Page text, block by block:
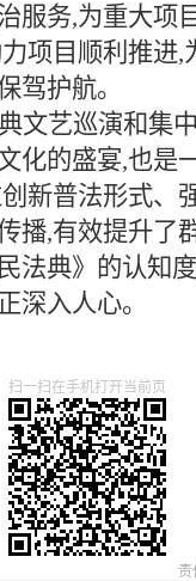
服务,为重大项
项目顺利推进,
驾护航。
文艺巡演和集
化的盛宴,也是
新普法形式、
播,有效提升了
法典》的认知
深入人心。
扫一扫在手机打开当前页
责